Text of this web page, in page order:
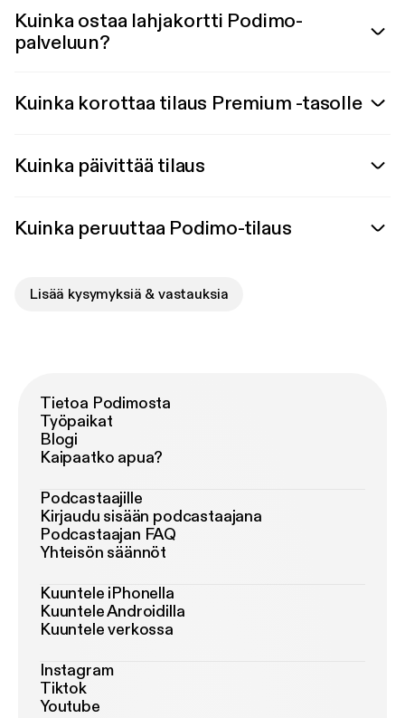
Kuinka ostaa lahjakortti Podimo-
palveluun?
Kuinka korottaa tilaus Premium -tasolle
Kuinka päivittää tilaus
Kuinka peruuttaa Podimo-tilaus
Lisää kysymyksiä & vastauksia
Tietoa Podimosta
Työpaikat
Blogi
Kaipaatko apua?
Podcastaajille
Kirjaudu sisään podcastaajana
Podcastaajan FAQ
Yhteisön säännöt
Kuuntele iPhonella
Kuuntele Androidilla
Kuuntele verkossa
Instagram
Tiktok
Youtube